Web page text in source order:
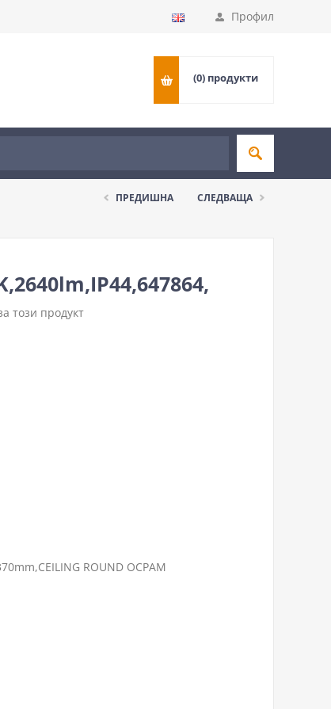
Профил
(0) продукти
ПРЕДИШНА СЛЕДВАЩА
този продукт
ROUND ОСРАМ